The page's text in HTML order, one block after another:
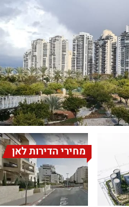
מחירי הדירות לאן